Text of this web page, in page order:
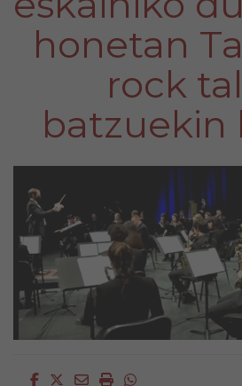
honetan
rock
batzuekin
Facebook
Twitter
EmailImprimirWhatsapp